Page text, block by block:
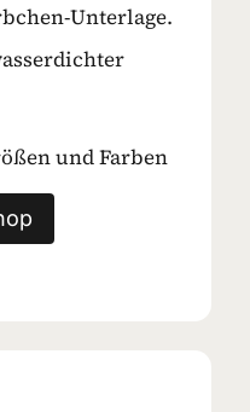
Unterlage.
und Farben